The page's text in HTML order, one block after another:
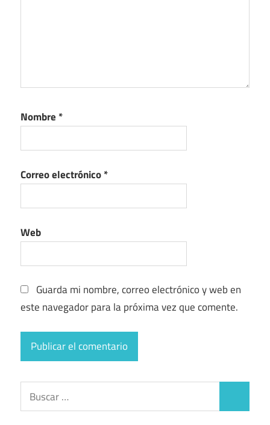
Nombre *
Correo electrónico*
Web
Guarda mi nombre, correo electrónico y web en
este navegador para la próxima vez que comente.
Buscar: